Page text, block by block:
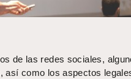
de las redes sociales,
así como los aspectos